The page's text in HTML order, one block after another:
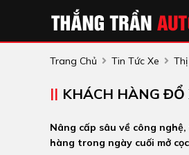
Trang Chủ Tin Tức Xe
KHÁCH HÀNG ĐỔ
Nâng cấp sâu về công
hàng trong ngày cuối mở